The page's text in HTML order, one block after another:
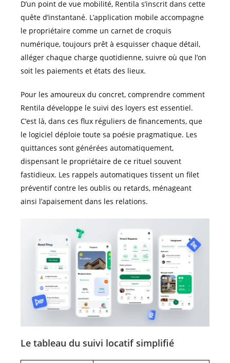
D’un point de vue mobilité, Rentila s’inscrit dans cette
quête d’instantané. L’application mobile accompagne
le propriétaire comme un carnet de croquis
numérique, toujours prêt à esquisser chaque détail,
alléger chaque charge quotidienne, suivre où que l’on
soit les paiements et états des lieux.
Pour les amoureux du concret, comprendre comment
Rentila développe le suivi des loyers est essentiel.
C’est là, dans ces flux réguliers de financements, que
le logiciel déploie toute sa poésie pragmatique. Les
quittances sont générées automatiquement,
dispensant le propriétaire de ce rituel souvent
fastidieux. Les rappels automatiques tissent un filet
préventif contre les oublis ou retards, ménageant
ainsi l’apaisement dans les relations.
Le tableau du suivi locatif simplifié